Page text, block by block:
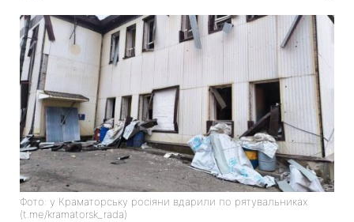
Фото: у Краматорську росіяни вдарили по рятувальниках
(t.me/kramatorsk_rada)